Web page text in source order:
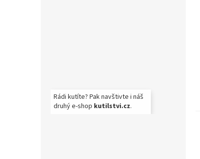
Rádi kutíte? Pak navštivte i náš
druhý e-shop kutilstvi.cz.